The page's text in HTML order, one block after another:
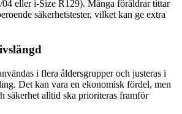
eller i-Size R129). Många föräldrar tittar
säkerhetstester, vilket kan ge extra
i flera åldersgrupper och justeras i
Det kan vara en ekonomisk fördel, men
säkerhet alltid ska prioriteras framför